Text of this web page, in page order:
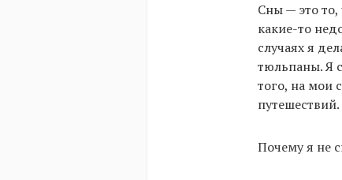
Сны — это
какие-то
случаях я
тюльпаны. Я
того, на мои
путешествий.
Почему я не